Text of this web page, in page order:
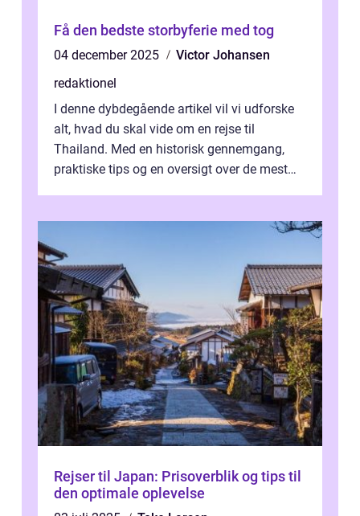
Få den bedste storbyferie med tog
04 december 2025
Victor Johansen
redaktionel
I denne dybdegående artikel vil vi udforske
alt, hvad du skal vide om en rejse til
Thailand. Med en historisk gennemgang,
praktiske tips og en oversigt over de mest
Rejser til Japan: Prisoverblik og tips til
den optimale oplevelse